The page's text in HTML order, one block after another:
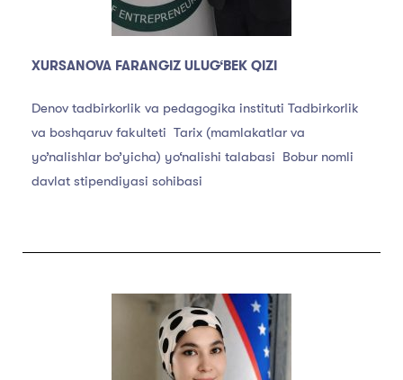
XURSANOVA FARANGIZ ULUG‘BEK QIZI
Denov tadbirkorlik va pedagogika instituti Tadbirkorlik
va boshqaruv fakulteti Tarix (mamlakatlar va
yo’nalishlar bo’yicha) yo‘nalishi talabasi Bobur nomli
davlat stipendiyasi sohibasi